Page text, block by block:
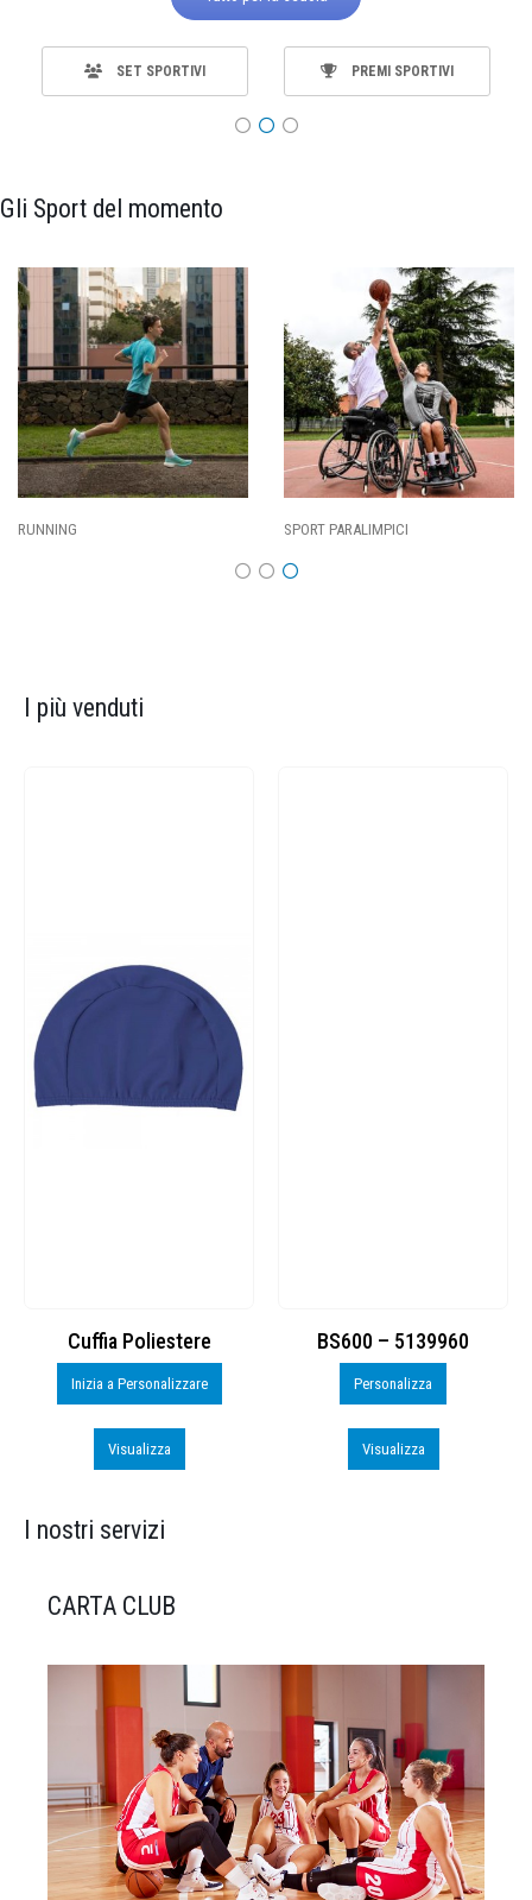
SET SPORTIVI PREMI SPORTIVI
Gli Sport del momento
CALCIO
I più venduti
Cuffia Poliestere
Inizia a Personalizzare
Visualizza
BS600 – 5139960
Personalizza
Visualizza
I nostri servizi
CARTA CLUB